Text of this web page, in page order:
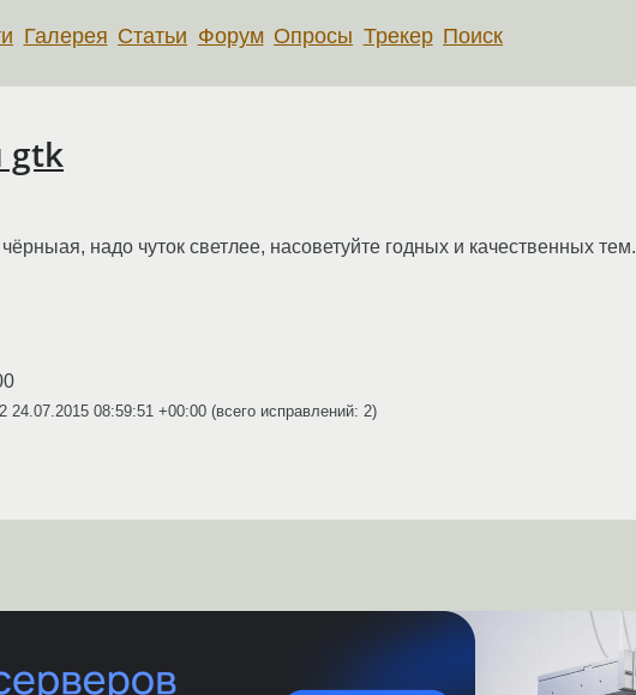
Галерея Статьи Форум Опросы Трекер Поиск
gtk
надо чуток светлее, насоветуйте годных и качественных тем.
24.07.2015 08:59:51 +00:00 (всего исправлений: 2)